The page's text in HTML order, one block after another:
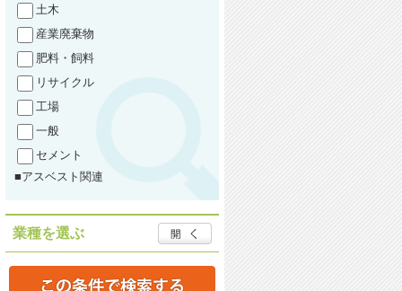
土木
産業廃棄物
肥料・飼料
リサイクル
工場
一般
セメント
■アスベスト関連
業種を選ぶ